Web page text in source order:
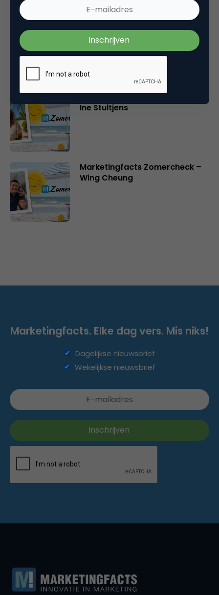
Roel Stavorinus
Marketingfacts Zomercheck –
Ine Stultjens
Marketingfacts Zomercheck –
Wing Cheung
Marketingfacts. Elke dag vers. Mis niks!
Dagelijkse nieuwsbrief
Wekelijkse nieuwsbrief